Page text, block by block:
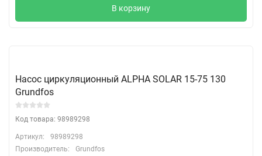
В корзину
Насос циркуляционный ALPHA SOLAR 15-75 130
Grundfos
Код товара: 98989298
Артикул:
98989298
Производитель:
Grundfos